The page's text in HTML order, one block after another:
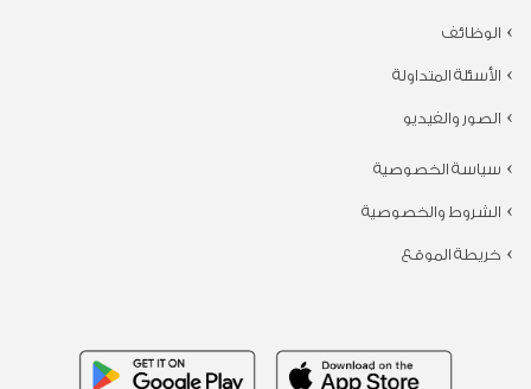
الوظائف
الأسئلة المتداولة
الصور والفيديو
سياسة الخصوصية
الشروط والخصوصية
خريطة الموقع